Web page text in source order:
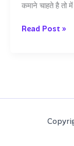
कमाने चाहते है तो
Quiz
Read Post »